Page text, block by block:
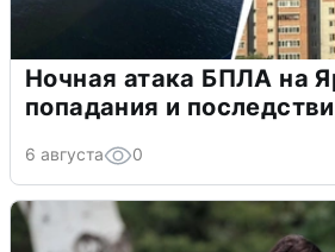
Ночная атака БПЛА на
попадания и
6 августа 0